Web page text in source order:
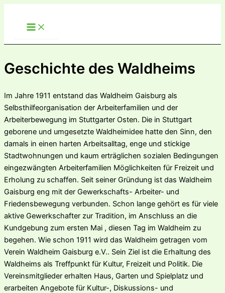
springen
Geschichte des Waldheims
Im Jahre 1911 entstand das Waldheim Gaisburg als
Selbsthilfeorganisation der Arbeiterfamilien und der
Arbeiterbewegung im Stuttgarter Osten. Die in Stuttgart
geborene und umgesetzte Waldheimidee hatte den Sinn, den
damals in einen harten Arbeitsalltag, enge und stickige
Stadtwohnungen und kaum erträglichen sozialen Bedingungen
eingezwängten Arbeiterfamilien Möglichkeiten für Freizeit und
Erholung zu schaffen. Seit seiner Gründung ist das Waldheim
Gaisburg eng mit der Gewerkschafts- Arbeiter- und
Friedensbewegung verbunden. Schon lange gehört es für viele
aktive Gewerkschafter zur Tradition, im Anschluss an die
Kundgebung zum ersten Mai , diesen Tag im Waldheim zu
begehen. Wie schon 1911 wird das Waldheim getragen vom
Verein Waldheim Gaisburg e.V.. Sein Ziel ist die Erhaltung des
Waldheims als Treffpunkt für Kultur, Freizeit und Politik. Die
Vereinsmitglieder erhalten Haus, Garten und Spielplatz und
erarbeiten Angebote für Kultur-, Diskussions- und